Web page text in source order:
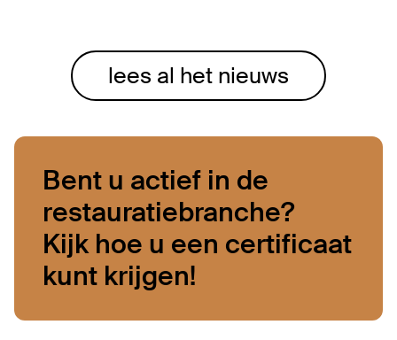
lees al het nieuws
Bent u actief in de
restauratiebranche?
Kijk hoe u een certificaat
kunt krijgen!